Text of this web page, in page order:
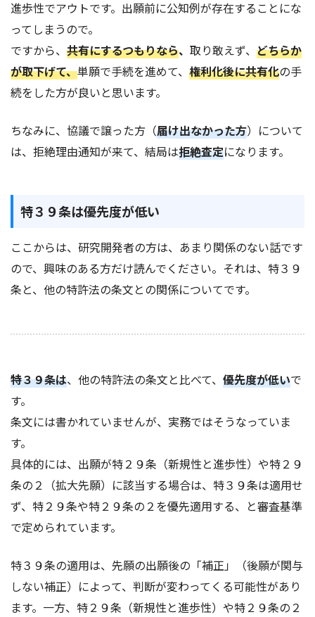
進歩性でアウトです。出願前に公知例が存在することにな
ってしまうので。
ですから、 共有にするつもりなら、 取り敢えず、 どちらか
が取下げて、単願で手続を進めて、 権利化後に共有化の手
続をした方が良いと思います。
ちなみに、協議で譲った方（届け出なかった方）について
は、拒絶理由通知が来て、結局は拒絶査定になります。
特３９条は優先度が低い
ここからは、研究開発者の方は、あまり関係のない話です
ので、興味のある方だけ読んでください。それは、特３９
条と、他の特許法の条文との関係についてです。
特３９条は、他の特許法の条文と比べて、 優先度が低いで
す。
条文には書かれていませんが、実務ではそうなっていま
す。
具体的には、出願が特２９条（新規性と進歩性）や特２９
条の２（拡大先願）に該当する場合は、特３９条は適用せ
ず、特２９条や特２９条の２を優先適用する、と審査基準
で定められています。
特３９条の適用は、先願の出願後の「補正」（後願が関与
しない補正）によって、判断が変わってくる可能性があり
ます。一方、特２９条（新規性と進歩性）や特２９条の２